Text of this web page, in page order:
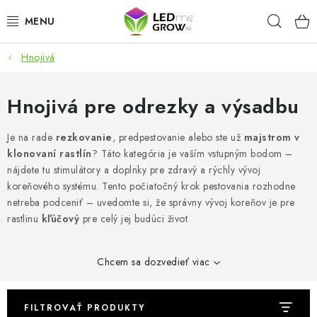
na
AKCIE
LED OSVETLENIE PRE RASTLINY
PESTOVATEĽSKÉ POTREBY
PRE AKVÁRIA
MICROGREENS
Obchodné podmienky
Predávané značky
Hnojivá
Hnojivá pre odrezky a výsadbu
Je na rade rezkovanie, predpestovanie alebo ste už majstrom v
klonovaní rastlín? Táto kategória je vaším vstupným bodom –
nájdete tu stimulátory a doplnky pre zdravý a rýchly vývoj
koreňového systému. Tento počiatočný krok pestovania rozhodne
netreba podceniť – uvedomte si, že správny vývoj koreňov je pre
rastlinu kľúčový pre celý jej budúci život.
Chcem sa dozvedieť viac
FILTROVAŤ PRODUKTY